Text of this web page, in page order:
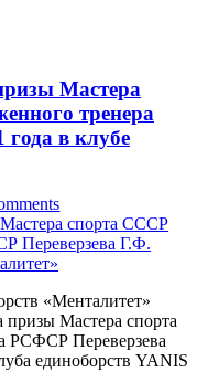
Мастера
тренера
в клубе
«Менталитет»
призы Мастера спорта
РСФСР Переверзева
единоборств YANIS